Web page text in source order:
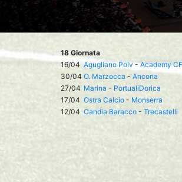
18 Giornata
16/04 Agugliano Polv-Academy
30/04 O. Marzocca - Ancona
27/04 Marina - PortualiDorica
17/04 Ostra Calcio - Monserra
12/04 Candia Baracco - Trecastelli